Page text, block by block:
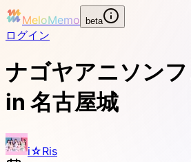
MeloMemo beta
ログイン
ナゴヤアニソン
in 名古屋城
i☆Ris